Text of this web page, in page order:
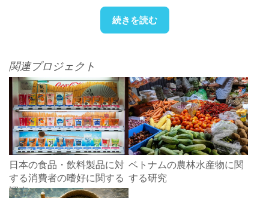
続きを読む
関連プロジェクト
日本の食品・飲料製品に対
する消費者の嗜好に関する
調査
ベトナムの農林水産物に関
する研究